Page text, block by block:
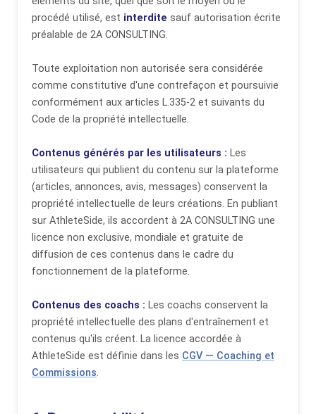
procédé utilisé, est interdite sauf autorisation écrite
préalable de 2A CONSULTING.
Toute exploitation non autorisée sera considérée
comme constitutive d'une contrefaçon et poursuivie
conformément aux articles L.335-2 et suivants du
Code de la propriété intellectuelle.
Contenus générés par les utilisateurs : Les
utilisateurs qui publient du contenu sur la plateforme
(articles, annonces, avis, messages) conservent la
propriété intellectuelle de leurs créations. En publiant
sur AthleteSide, ils accordent à 2A CONSULTING une
licence non exclusive, mondiale et gratuite de
diffusion de ces contenus dans le cadre du
fonctionnement de la plateforme.
Contenus des coachs : Les coachs conservent la
propriété intellectuelle des plans d'entraînement et
contenus qu'ils créent. La licence accordée à
AthleteSide est définie dans les CGV — Coaching et
Commissions.